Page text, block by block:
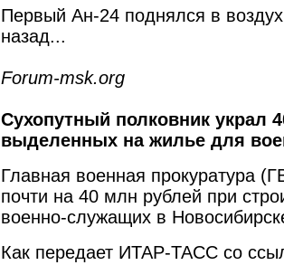
Первый Ан-24 поднялся в
назад...
Forum-msk.org
Сухопутный полковник украл
выделенных на жилье для
Главная военная прокуратура
почти на 40 млн рублей при
военно-служащих в
Как передает ИТАР-ТАСС со